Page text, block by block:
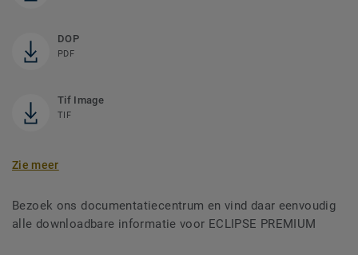
DOP
PDF
Tif Image
TIF
Zie meer
Bezoek ons documentatiecentrum en vind daar eenvoudig
alle downloadbare informatie voor ECLIPSE PREMIUM